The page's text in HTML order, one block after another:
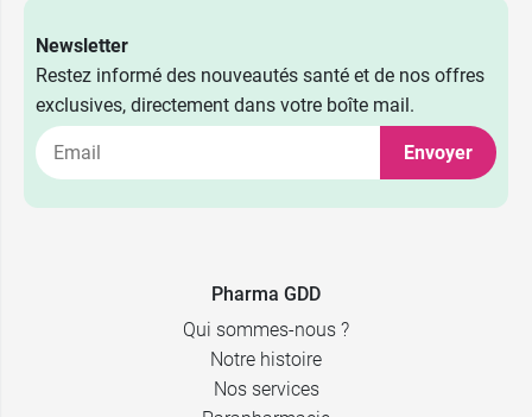
Newsletter
Restez informé des nouveautés santé et de nos offres
exclusives, directement dans votre boîte mail.
Envoyer
Pharma GDD
Qui sommes-nous ?
Notre histoire
Nos services